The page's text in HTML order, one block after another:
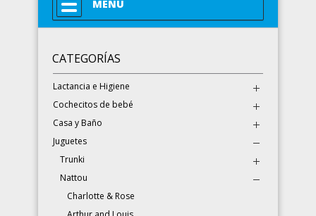
MENU
CATEGORÍAS
Lactancia e Higiene
Cochecitos de bebé
Casa y Baño
Juguetes
Trunki
Nattou
Charlotte & Rose